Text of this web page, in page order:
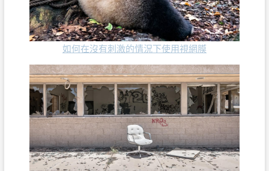
如何在沒有刺激的情況下使用視網膜